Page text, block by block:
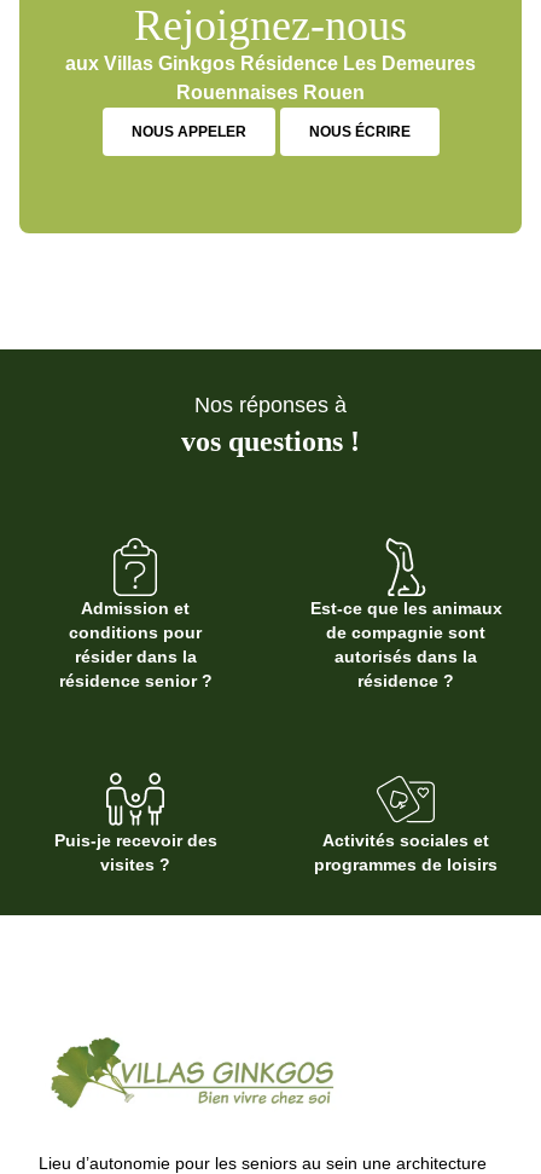
Rejoignez-nous
aux Villas Ginkgos Résidence Les Demeures
Rouennaises Rouen
NOUS APPELER NOUS ÉCRIRE
Nos réponses à
vos questions !
Admission et
conditions pour
résider dans la
résidence senior ?
Est-ce que les animaux
de compagnie sont
autorisés dans la
résidence ?
Puis-je recevoir des
visites ?
Activités sociales et
programmes de loisirs
Lieu d’autonomie pour les seniors au sein une architecture